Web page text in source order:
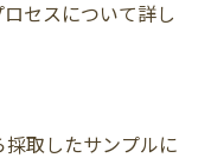
セスについて詳し
取したサンプルに